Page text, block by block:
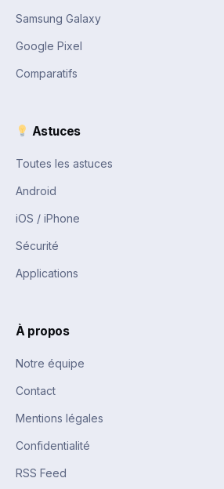
Samsung Galaxy
Google Pixel
Comparatifs
Astuces
Toutes les astuces
Android
iOS / iPhone
Sécurité
Applications
À propos
Notre équipe
Contact
Mentions légales
Confidentialité
RSS Feed